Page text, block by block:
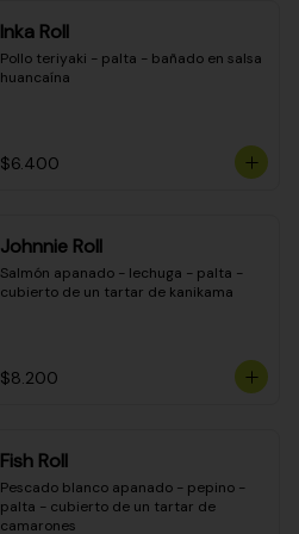
Inka Roll
Pollo teriyaki - palta - bañado en salsa
huancaína
$6.400
Johnnie Roll
Salmón apanado - lechuga - palta -
cubierto de un tartar de kanikama
$8.200
Fish Roll
Pescado blanco apanado - pepino -
palta - cubierto de un tartar de
camarones